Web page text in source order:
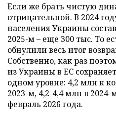
Если же брать чистую
отрицательной. В 2024
населения Украины
2025-м – еще 300 тыс. То
обнулили весь итог
Собственно, как раз
из Украины в ЕС
одном уровне: 4,2 млн к
2023-м, 4,2-4,4 млн в
февраль 2026 года.